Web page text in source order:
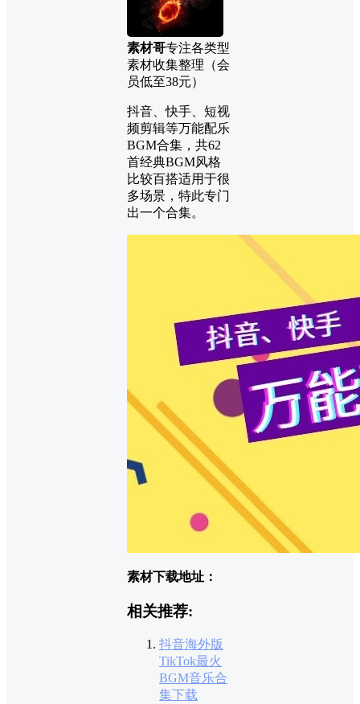
素材哥专注各类型
素材收集整理（会
员低至38元）
抖音、快手、短视
频剪辑等万能配乐
BGM合集，共62
首经典BGM风格
比较百搭适用于很
多场景，特此专门
出一个合集。
素材下载地址：
相关推荐:
抖音海外版
TikTok最火
BGM音乐合
集下载